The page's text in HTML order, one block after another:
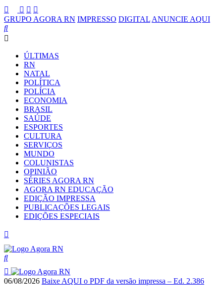
GRUPO AGORA RN IMPRESSO DIGITAL ANUNCIE AQUI
ÚLTIMAS
RN
NATAL
POLÍTICA
POLÍCIA
ECONOMIA
BRASIL
SAÚDE
ESPORTES
CULTURA
SERVIÇOS
MUNDO
COLUNISTAS
OPINIÃO
SÉRIES AGORA RN
AGORA RN EDUCAÇÃO
EDIÇÃO IMPRESSA
PUBLICAÇÕES LEGAIS
EDIÇÕES ESPECIAIS
06/08/2026 Baixe AQUI o PDF da versão impressa – Ed. 2.386